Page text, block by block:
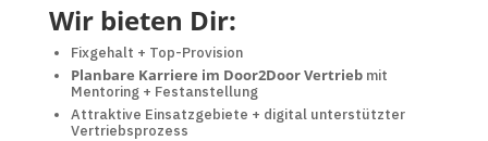
Wir bieten Dir:
Fixgehalt + Top-Provision
Planbare Karriere im Door2Door Vertriebmit
Mentoring + Festanstellung
Attraktive Einsatzgebiete + digital unterstützter
Vertriebsprozess